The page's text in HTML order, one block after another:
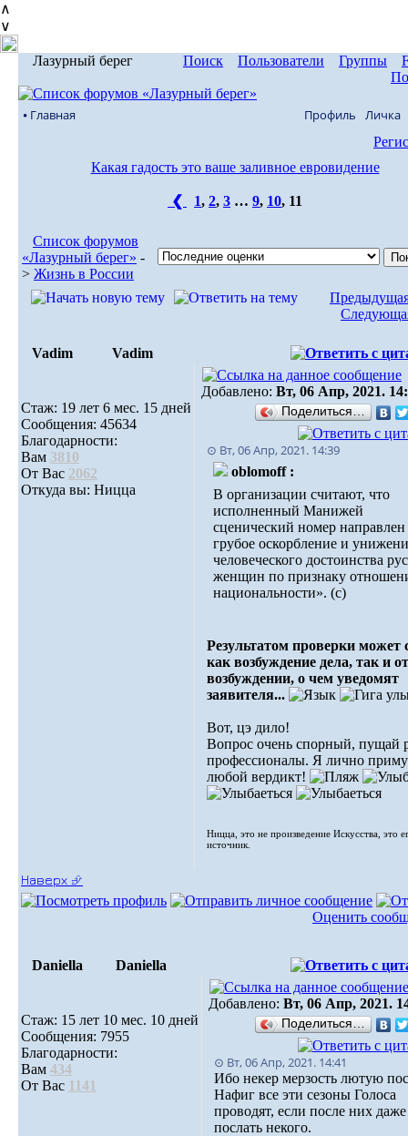
∧
∨
Лазурный берег Поиск Пользователи Группы
⦁ Главная Профиль Личка
Какая гадость это ваше заливное евровидение
❮ 1, 2, 3 … 9, 10, 11
Список форумов
«Лазурный берег» -
> Жизнь в России
Vadim Vadim
Стаж: 19 лет 6 мес. 15 дней
Сообщения: 45634
Благодарности:
Вам 3810
От Вас 2062
Откуда вы: Ницца
Добавлено: Вт, 06 Апр, 2021.
Поделиться…
⊙ Вт, 06 Апр, 2021. 14:39
oblomoff :
В организации считают, что
исполненный Манижей
сценический номер направлен
грубое оскорбление и
человеческого достоинства
женщин по признаку
национальности». (с)
Результатом проверки может
как возбуждение дела, так и
возбуждении, о чем уведомят
заявителя...
Вот, цэ дило!
Вопрос очень спорный, пущай
профессионалы. Я лично
любой вердикт!
Ницца, это не произведение Искусства, это
источник.
Наверх ⮵
Оценить
Daniella Daniella
Стаж: 15 лет 10 мес. 10 дней
Сообщения: 7955
Благодарности:
Вам 434
От Вас 1141
Добавлено: Вт, 06 Апр, 2021.
Поделиться…
⊙ Вт, 06 Апр, 2021. 14:41
Ибо некер мерзость лютую
Нафиг все эти сезоны Голоса
проводят, если после них даже
послать некого.